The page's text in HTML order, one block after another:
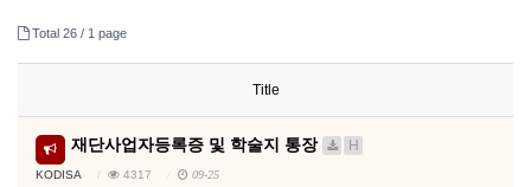
Total 26 / 1 page
Title
재단사업자등록증 및 학술지 통장 H
KODISA 4317 09-25